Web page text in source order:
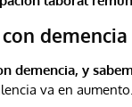
demencia
demencia, y
va en aumento.